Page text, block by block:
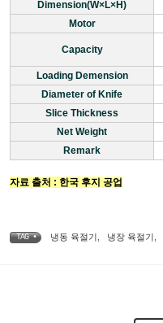
Dimension(W×L×H)
Motor
Capacity
Loading Demension
Diameter of Knife
Slice Thickness
Net Weight
Remark
자료 출처 : 한국 후지 공업
TAG • 냉동 육절기 냉장 육절기